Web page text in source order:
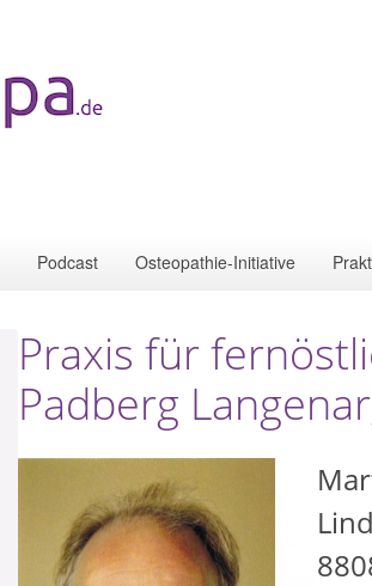
Podcast Osteopathie-Initiative
Praxis für
Padberg